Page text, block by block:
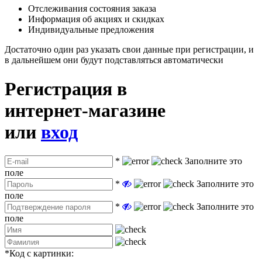
Отслеживания состояния заказа
Информация об акциях и скидках
Индивидуальные предложения
Достаточно один раз указать свои данные при регистрации, и
в дальнейшем они будут подставляться автоматически
Регистрация в
интернет-магазине
или вход
*
Заполните это
поле
*
Заполните это
поле
*
Заполните это
поле
*Код с картинки: